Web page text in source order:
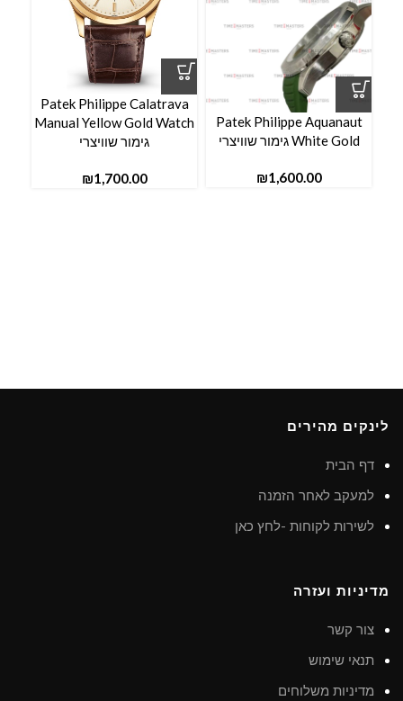
Patek Philippe Aquanaut
White Gold גימור שוויצרי
₪
Patek Philippe Calatrava
Manual Yellow Gold Watch
גימור שוויצרי
₪
לינקים מהירים
דף הבית
למעקב לאחר הזמנה
לשירות לקוחות -לחץ כאן
מדיניות ועזרה
צור קשר
תנאי שימוש
מדיניות משלוחים